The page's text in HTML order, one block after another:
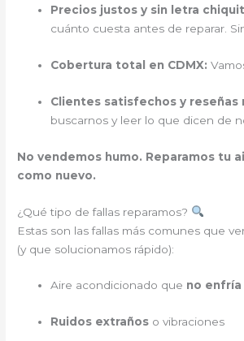
Precios justos y sin letra
cuánto cuesta antes de reparar.
Cobertura total en CDMX:
Clientes satisfechos y reseñas
buscarnos y leer lo que dicen de
No vendemos humo. Reparamos tu
como nuevo.
¿Qué tipo de fallas reparamos?
Estas son las fallas más comunes que
(y que solucionamos rápido):
Aire acondicionado que no enfría
Ruidos extraños o vibraciones